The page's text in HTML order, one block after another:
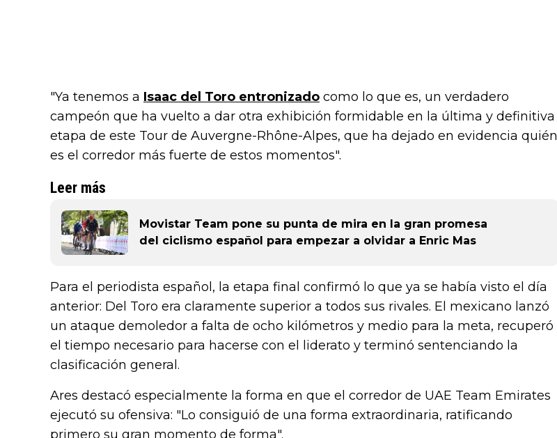
"Ya tenemos a Isaac del Toro entronizado como lo que es, un verdadero
campeón que ha vuelto a dar otra exhibición formidable en la última y definitiva
etapa de este Tour de Auvergne-Rhône-Alpes, que ha dejado en evidencia quién
es el corredor más fuerte de estos momentos".
Leer más
Movistar Team pone su punta de mira en la gran promesa
del ciclismo español para empezar a olvidar a Enric Mas
Para el periodista español, la etapa final confirmó lo que ya se había visto el día
anterior: Del Toro era claramente superior a todos sus rivales. El mexicano lanzó
un ataque demoledor a falta de ocho kilómetros y medio para la meta, recuperó
el tiempo necesario para hacerse con el liderato y terminó sentenciando la
clasificación general.
Ares destacó especialmente la forma en que el corredor de UAE Team Emirates
ejecutó su ofensiva: "Lo consiguió de una forma extraordinaria, ratificando
primero su gran momento de forma".